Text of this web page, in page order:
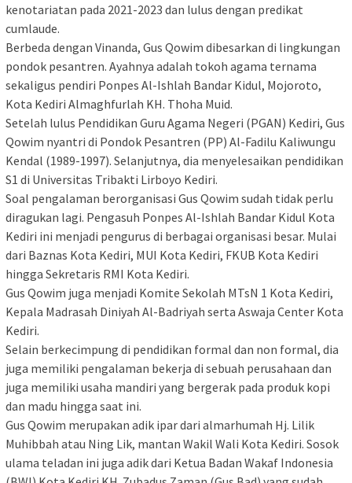
kenotariatan pada 2021-2023 dan lulus dengan predikat
cumlaude.
Berbeda dengan Vinanda, Gus Qowim dibesarkan di lingkungan
pondok pesantren. Ayahnya adalah tokoh agama ternama
sekaligus pendiri Ponpes Al-Ishlah Bandar Kidul, Mojoroto,
Kota Kediri Almaghfurlah KH. Thoha Muid.
Setelah lulus Pendidikan Guru Agama Negeri (PGAN) Kediri, Gus
Qowim nyantri di Pondok Pesantren (PP) Al-Fadilu Kaliwungu
Kendal (1989-1997). Selanjutnya, dia menyelesaikan pendidikan
S1 di Universitas Tribakti Lirboyo Kediri.
Soal pengalaman berorganisasi Gus Qowim sudah tidak perlu
diragukan lagi. Pengasuh Ponpes Al-Ishlah Bandar Kidul Kota
Kediri ini menjadi pengurus di berbagai organisasi besar. Mulai
dari Baznas Kota Kediri, MUI Kota Kediri, FKUB Kota Kediri
hingga Sekretaris RMI Kota Kediri.
Gus Qowim juga menjadi Komite Sekolah MTsN 1 Kota Kediri,
Kepala Madrasah Diniyah Al-Badriyah serta Aswaja Center Kota
Kediri.
Selain berkecimpung di pendidikan formal dan non formal, dia
juga memiliki pengalaman bekerja di sebuah perusahaan dan
juga memiliki usaha mandiri yang bergerak pada produk kopi
dan madu hingga saat ini.
Gus Qowim merupakan adik ipar dari almarhumah Hj. Lilik
Muhibbah atau Ning Lik, mantan Wakil Wali Kota Kediri. Sosok
ulama teladan ini juga adik dari Ketua Badan Wakaf Indonesia